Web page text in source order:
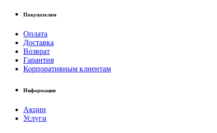
Покупателям
Оплата
Доставка
Возврат
Гарантия
Корпоративным клиентам
Информация
Акции
Услуги